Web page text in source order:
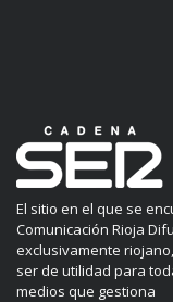
El sitio en el que se
Comunicación Rioja
exclusivamente
ser de utilidad para
medios que gestiona